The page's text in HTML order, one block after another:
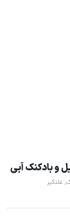
و بادکنک آبی
,غلتگیر